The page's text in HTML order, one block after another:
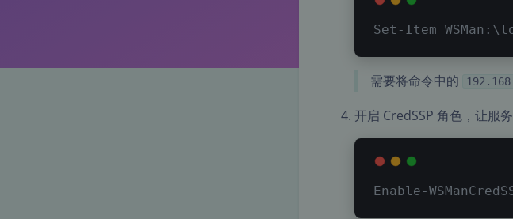
Set-Item WSMan: \
需要将命令中的
开启 CredSSP 角色，让服
Enable-